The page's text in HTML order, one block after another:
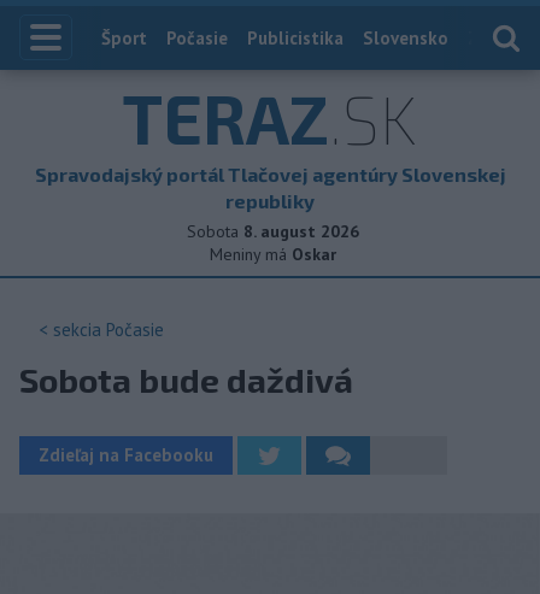
Index
Šport Počasie Publicistika Slovensko
TERAZ.SK
Spravodajský portál Tlačovej agentúry Slovenskej
republiky
Sobota 8. august 2026
Meniny má Oskar
< sekcia Počasie
Sobota bude daždivá
Zdieľaj na Facebooku